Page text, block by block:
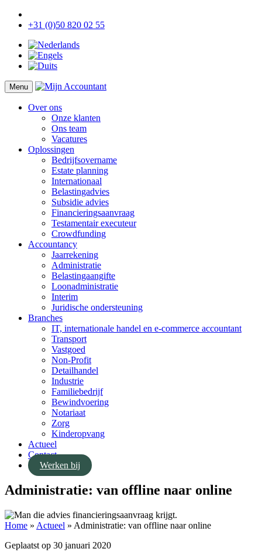
+31 (0)50 820 02 55
Menu
Over ons
Onze klanten
Ons team
Vacatures
Oplossingen
Bedrijfsovername
Estate planning
Internationaal
Belastingadvies
Subsidie advies
Financieringsaanvraag
Testamentair executeur
Crowdfunding
Accountancy
Jaarrekening
Administratie
Belastingaangifte
Loonadministratie
Interim
Juridische ondersteuning
Branches
IT, internationale handel en e-commerce accountant
Transport
Vastgoed
Non-Profit
Detailhandel
Industrie
Familiebedrijf
Bewindvoering
Notariaat
Zorg
Kinderopvang
Actueel
Contact
Werken bij
Administratie: van offline naar online
Home » Actueel » Administratie: van offline naar online
Geplaatst op 30 januari 2020